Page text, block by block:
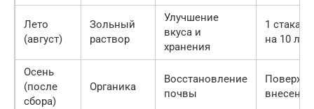
Лето
(август)
Зольный
раствор
Улучшение
вкуса и
хранения
1 стакан
на 10 л
Осень
(после
сбора)
Органика
Восстановление
почвы
внесение